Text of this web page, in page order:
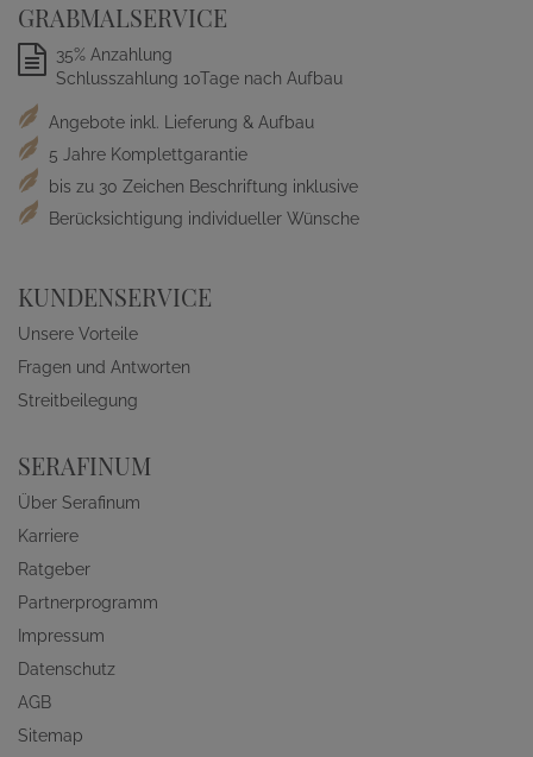
GRABMALSERVICE
35% Anzahlung
Schlusszahlung 10Tage nach Aufbau
Angebote inkl. Lieferung & Aufbau
5 Jahre Komplettgarantie
bis zu 30 Zeichen Beschriftung inklusive
Berücksichtigung individueller Wünsche
KUNDENSERVICE
Unsere Vorteile
Fragen und Antworten
Streitbeilegung
SERAFINUM
Über Serafinum
Karriere
Ratgeber
Partnerprogramm
Impressum
Datenschutz
AGB
Sitemap